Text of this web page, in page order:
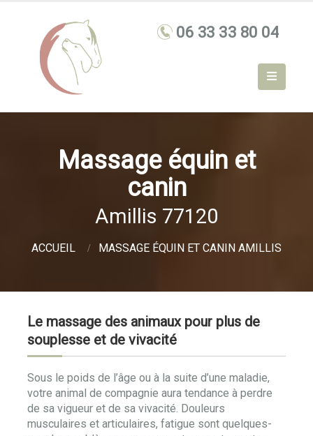
Massage équin et
canin
Amillis 77120
ACCUEIL MASSAGE ÉQUIN ET CANIN AMILLIS
Le massage des animaux pour plus de
souplesse et de vivacité
Sous le poids de l’âge ou à la suite d’une maladie,
votre animal de compagnie aura tendance à perdre
de sa vigueur et de sa vivacité. Douleurs
musculaires et articulaires, fatigue sont quelques-